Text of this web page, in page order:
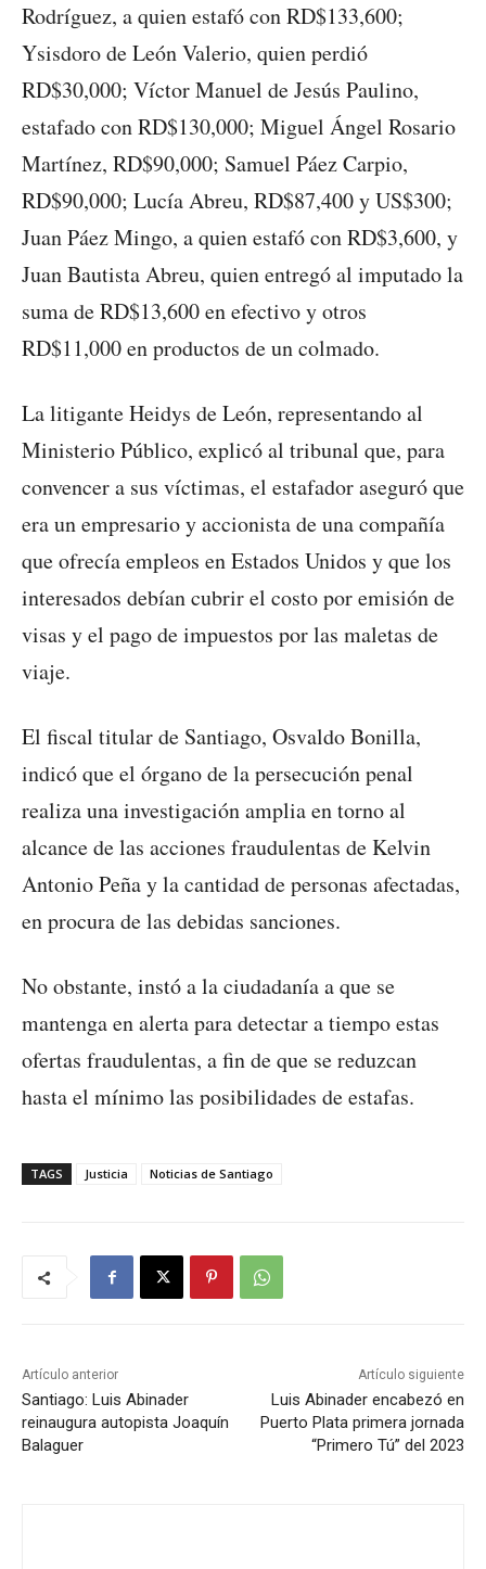
Rodríguez, a quien estafó con RD$133,600;
Ysisdoro de León Valerio, quien perdió
RD$30,000; Víctor Manuel de Jesús Paulino,
estafado con RD$130,000; Miguel Ángel Rosario
Martínez, RD$90,000; Samuel Páez Carpio,
RD$90,000; Lucía Abreu, RD$87,400 y US$300;
Juan Páez Mingo, a quien estafó con RD$3,600, y
Juan Bautista Abreu, quien entregó al imputado la
suma de RD$13,600 en efectivo y otros
RD$11,000 en productos de un colmado.
La litigante Heidys de León, representando al
Ministerio Público, explicó al tribunal que, para
convencer a sus víctimas, el estafador aseguró que
era un empresario y accionista de una compañía
que ofrecía empleos en Estados Unidos y que los
interesados debían cubrir el costo por emisión de
visas y el pago de impuestos por las maletas de
viaje.
El fiscal titular de Santiago, Osvaldo Bonilla,
indicó que el órgano de la persecución penal
realiza una investigación amplia en torno al
alcance de las acciones fraudulentas de Kelvin
Antonio Peña y la cantidad de personas afectadas,
en procura de las debidas sanciones.
No obstante, instó a la ciudadanía a que se
mantenga en alerta para detectar a tiempo estas
ofertas fraudulentas, a fin de que se reduzcan
hasta el mínimo las posibilidades de estafas.
TAGS Justicia Noticias de Santiago
Artículo anterior
Santiago: Luis Abinader
reinaugura autopista Joaquín
Balaguer
Artículo siguiente
Luis Abinader encabezó en
Puerto Plata primera jornada
“Primero Tú” del 2023